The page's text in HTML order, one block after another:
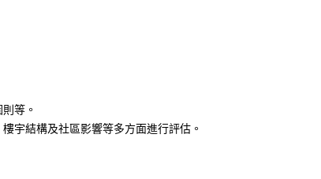
等。
宇結構及社區影響等多方面進行評估。